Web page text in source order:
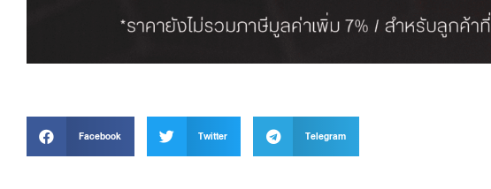
Facebook Twitter Telegram